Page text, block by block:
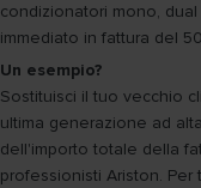
condizionatori mono,
immediato in fattura del
Un esempio?
Sostituisci il tuo vecchio
ultima generazione ad
dell'importo totale della
professionisti Ariston.